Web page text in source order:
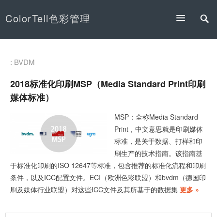
ColorTell色彩管理
: BVDM
2018标准化印刷MSP（Media Standard Print印刷
媒体标准）
MSP：全称Media Standard
Print，中文意思就是印刷媒体
标准，是关于数据、打样和印
刷生产的技术指南。该指南基
于标准化印刷的ISO 12647等标准，包含推荐的标准化流程和印刷
条件，以及ICC配置文件。ECI（欧洲色彩联盟）和bvdm（德国印
刷及媒体行业联盟）对这些ICC文件及其所基于的数据集 更多 »